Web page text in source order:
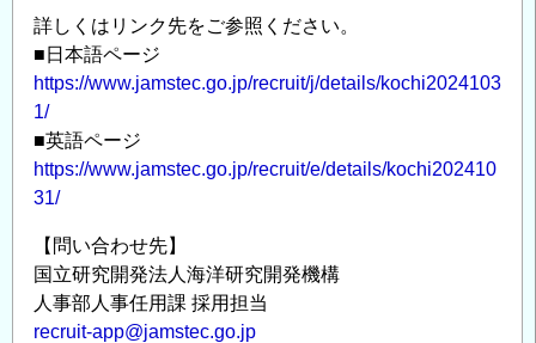
詳しくはリンク先をご参照ください。
■日本語ページ
https://www.jamstec.go.jp/recruit/j/details/kochi2024103
1/
■英語ページ
https://www.jamstec.go.jp/recruit/e/details/kochi202410
31/
【問い合わせ先】
国立研究開発法人海洋研究開発機構
人事部人事任用課 採用担当
recruit-app@jamstec.go.jp